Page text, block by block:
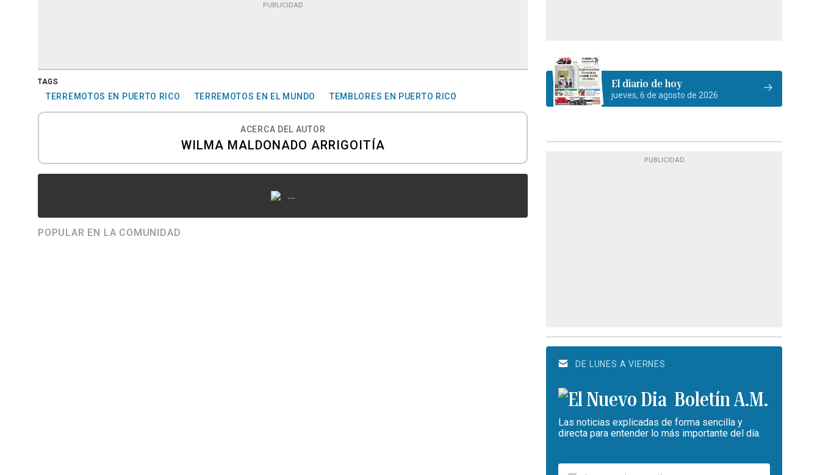
PUBLICIDAD
TAGS
TERREMOTOS EN PUERTO RICO TERREMOTOS EN EL MUNDO TEMBLORES EN PUERTO RICO
ACERCA DEL AUTOR
WILMA MALDONADO ARRIGOITÍA
...
POPULAR EN LA COMUNIDAD
El diario de hoy
jueves, 6 de agosto de 2026
PUBLICIDAD
DE LUNES A VIERNES
Boletín A.M.
Las noticias explicadas de forma sencilla y
directa para entender lo más importante del día.